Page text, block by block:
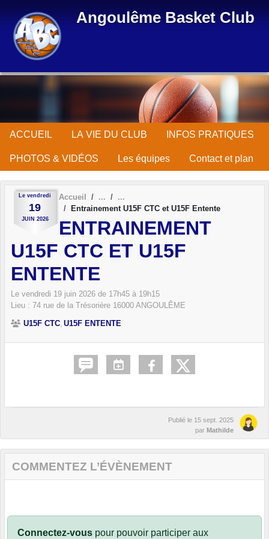
Angoulême Basket Club
ACCUEIL LA VIE DU CLUB INFOS PRATIQUES
PHOTOS & VIDÉOS Les équipes Contact et plan
Le vendredi
19
JUIN 2026
Accueil
Entrainement U15F CTC et U15F Entente
ENTRAINEMENT
U15F CTC ET U15F
ENTENTE
Le vendredi 19 juin 2026 de 17h45 à 19h15
Lieu : 74 rue de la Trésorière 16000 ANGOULÊME
U15F CTC U15F ENTENTE
Publié le 15 sept. 2025
par Mathilde
COMMENTEZ L’ÉVÈNEMENT
Connectez-vous pour pouvoir participer aux